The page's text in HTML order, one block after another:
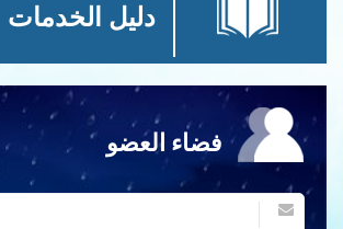
دليل الخدمات
فضاء العضو